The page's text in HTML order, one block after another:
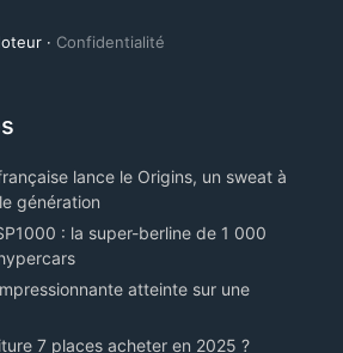
· Confidentialité
lance le Origins, un sweat à
génération
: la super-berline de 1 000
atteinte sur une
7 places acheter en 2025 ?